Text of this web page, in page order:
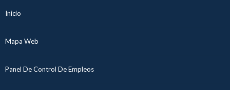
Inicio
Mapa Web
Panel De Control De Empleos